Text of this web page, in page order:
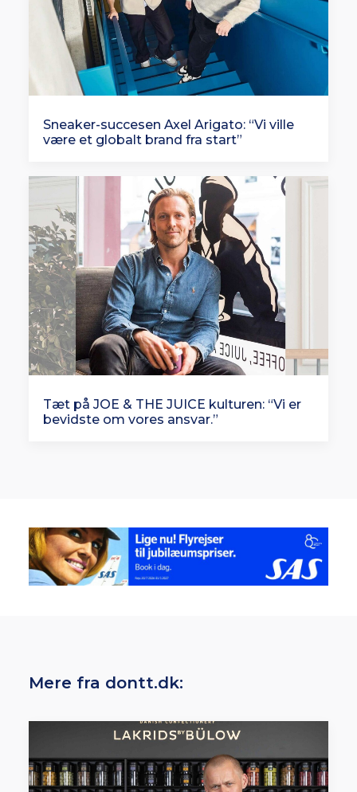
Sneaker-succesen Axel Arigato: “Vi ville
være et globalt brand fra start”
Tæt på JOE & THE JUICE kulturen: “Vi er
bevidste om vores ansvar.”
Mere fra dontt.dk: